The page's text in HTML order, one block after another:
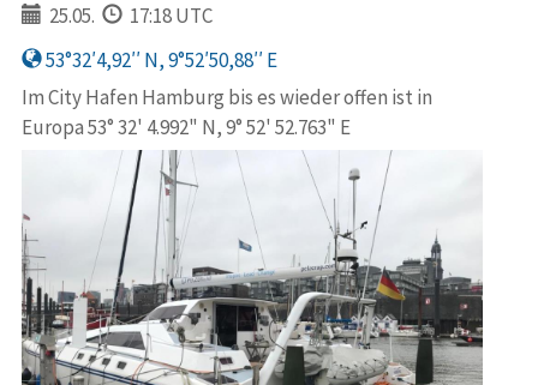
25.05.
17:18 UTC
53°32′4,92′′ N, 9°52′50,88′′ E
Im City Hafen Hamburg bis es wieder offen ist in
Europa 53° 32' 4.992" N, 9° 52' 52.763" E